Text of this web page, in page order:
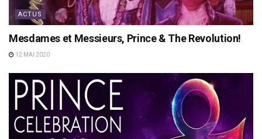
ACTUS
Mesdames et Messieurs, Prince & The Revolution!
12 MAI 2020